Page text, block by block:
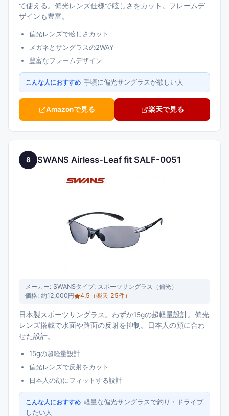
て使える。偏光レンズ仕様で眩しさをカット。フレームデ
ザインも豊富。
偏光レンズで眩しさカット
メガネとサングラスの2WAY
豊富なフレームデザイン
こんな人におすすめ 手頃に偏光サングラスが欲しい人
Amazonで見る 楽天で見る
8 SWANS Airless-Leaf fit SALF-0051
メーカー: SWANSタイプ: スポーツサングラス（偏光）
価格: 約12,000円 4.5 （楽天 25件）
日本製スポーツサングラス。わずか15gの超軽量設計。偏光
レンズ搭載で水面や路面の反射を抑制。日本人の顔に合わ
せた設計。
15gの超軽量設計
偏光レンズで反射をカット
日本人の顔にフィットする設計
こんな人におすすめ 軽量な偏光サングラスで釣り・ドライブ
したい人